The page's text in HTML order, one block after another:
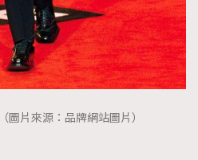
圖片來源：品牌網站圖片）